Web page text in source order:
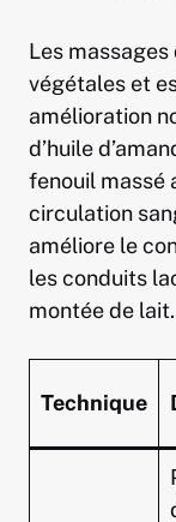
Les
végétales et
amélioration
d’huile
fenouil massé
circulation
améliore le
les conduits
montée de lait.
Technique